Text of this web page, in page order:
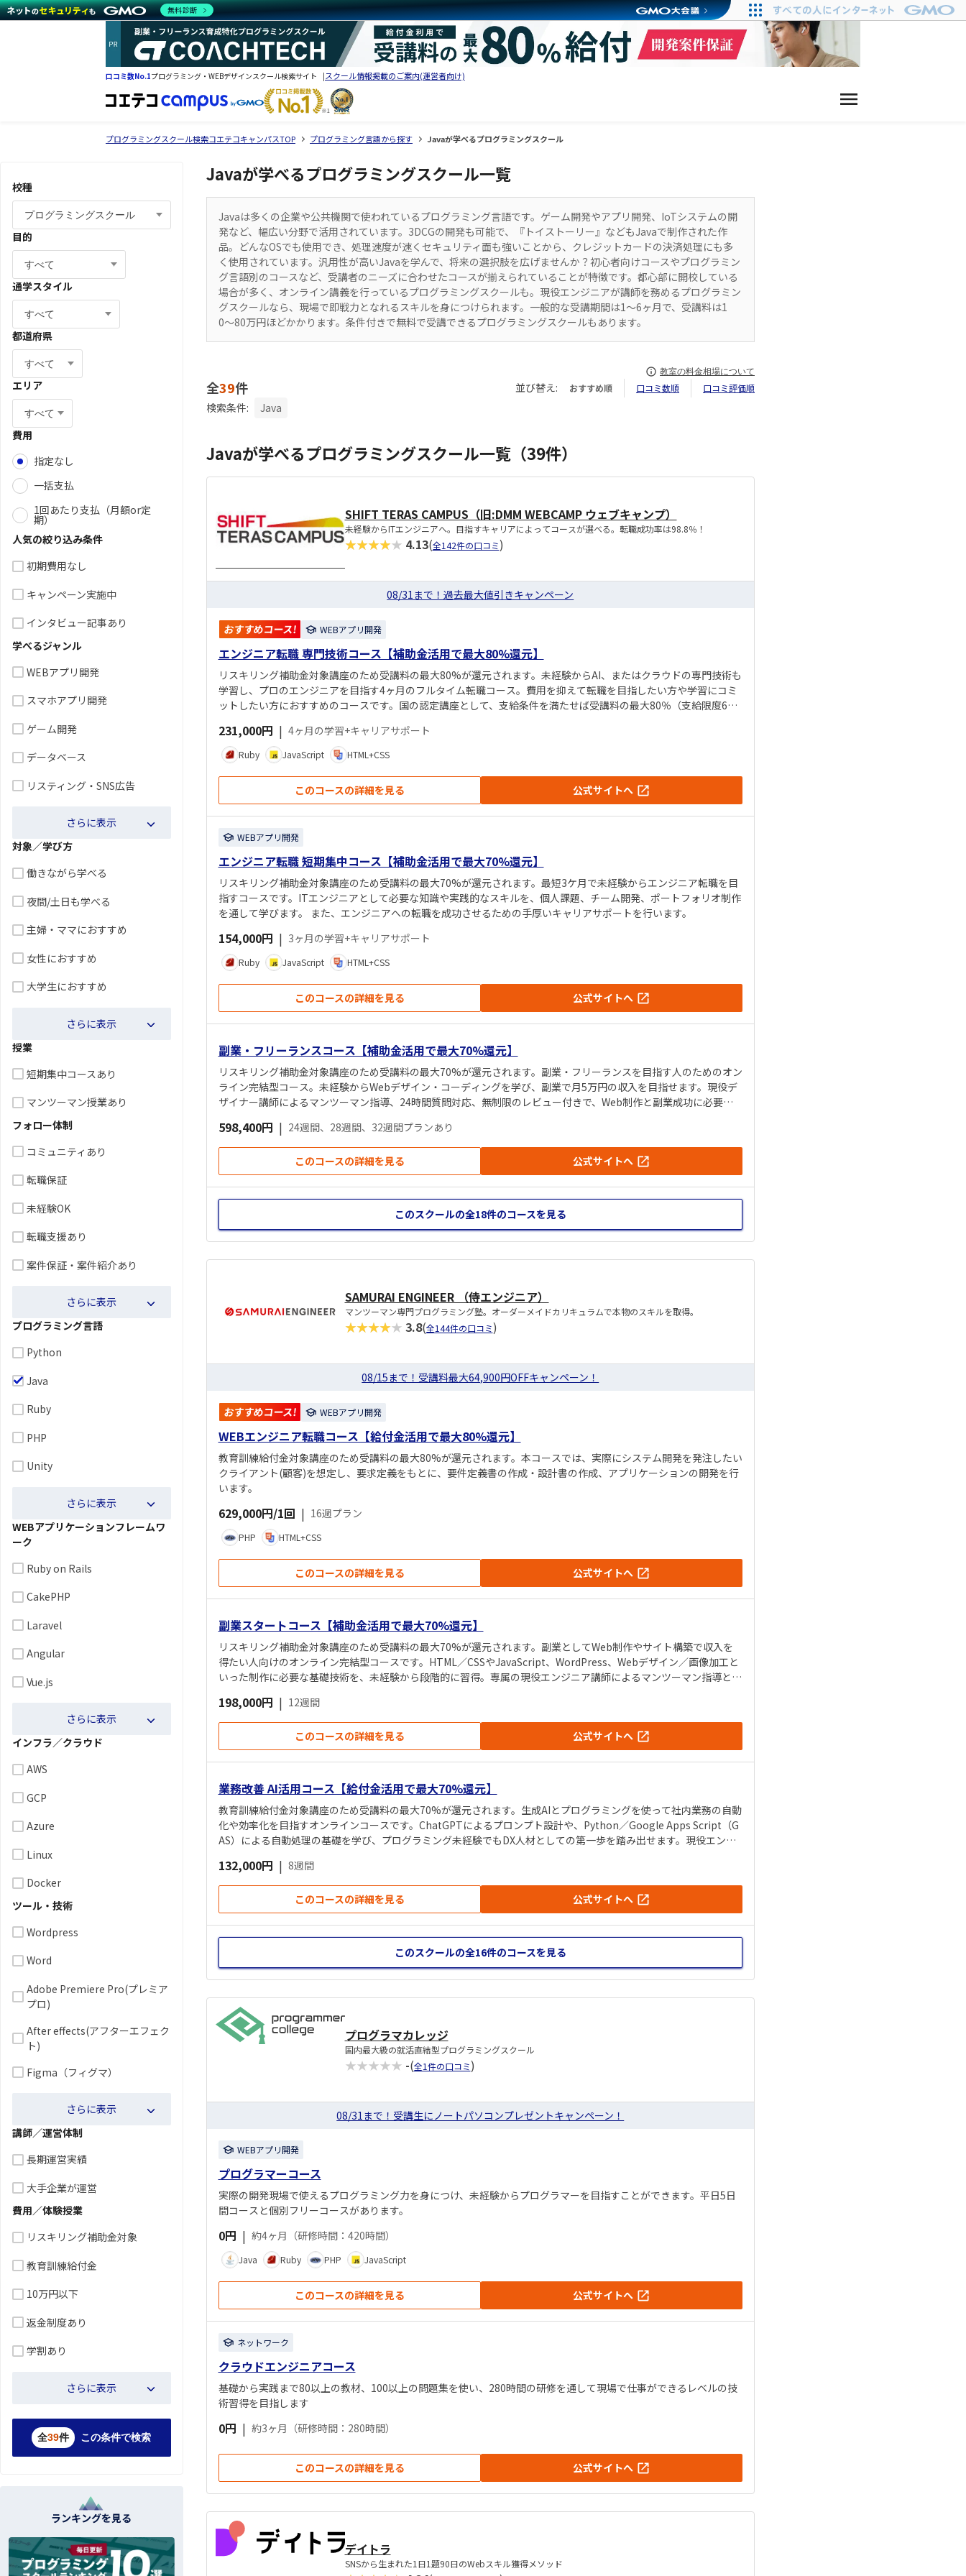
口コミ数No.1プログラミング・WEBデザインスクール検索サイト スクール情報掲載のご案内(運営者向け)
プログラミングスクール検索コエテコキャンパスTOP プログラミング言語から探す Javaが学べるプログラミングスクール
校種
目的
通学スタイル
都道府県
エリア
費用
指定なし
一括支払
1回あたり支払（月額or定
期）
人気の絞り込み条件
初期費用なし
キャンペーン実施中
インタビュー記事あり
学べるジャンル
WEBアプリ開発
スマホアプリ開発
ゲーム開発
データベース
リスティング・SNS広告
さらに表示
対象／学び方
働きながら学べる
夜間/土日も学べる
主婦・ママにおすすめ
女性におすすめ
大学生におすすめ
さらに表示
授業
短期集中コースあり
マンツーマン授業あり
フォロー体制
コミュニティあり
転職保証
未経験OK
転職支援あり
案件保証・案件紹介あり
さらに表示
プログラミング言語
Python
Java
Ruby
PHP
Unity
さらに表示
WEBアプリケーションフレームワ
ーク
Ruby on Rails
CakePHP
Laravel
Angular
Vue.js
さらに表示
インフラ／クラウド
AWS
GCP
Azure
Linux
Docker
ツール・技術
Wordpress
Word
Adobe Premiere Pro(プレミア
プロ)
After effects(アフターエフェク
ト)
Figma（フィグマ）
さらに表示
講師／運営体制
長期運営実績
大手企業が運営
費用／体験授業
リスキリング補助金対象
教育訓練給付金
10万円以下
返金制度あり
学割あり
さらに表示
全39件 この条件で検索
ランキングを見る
Javaが学べるプログラミングスクール一覧
Javaは多くの企業や公共機関で使われているプログラミング言語です。ゲーム開発やアプリ開発、IoTシステムの開
発など、幅広い分野で活用されています。3DCGの開発も可能で、『トイストーリー』などもJavaで制作された作
品。どんなOSでも使用でき、処理速度が速くセキュリティ面も強いことから、クレジットカードの決済処理にも多
く使用されています。汎用性が高いJavaを学んで、将来の選択肢を広げませんか？初心者向けコースやプログラミン
グ言語別のコースなど、受講者のニーズに合わせたコースが揃えられていることが特徴です。都心部に開校している
場合が多く、オンライン講義を行っているプログラミングスクールも。現役エンジニアが講師を務めるプログラミン
グスクールなら、現場で即戦力となれるスキルを身につけられます。一般的な受講期間は1〜6ヶ月で、受講料は1
0〜80万円ほどかかります。条件付きで無料で受講できるプログラミングスクールもあります。
教室の料金相場について
全39件 並び替え: おすすめ順 口コミ数順 口コミ評価順
検索条件: Java
Javaが学べるプログラミングスクール一覧（39件）
SHIFT TERAS CAMPUS（旧:DMM WEBCAMP ウェブキャンプ）
未経験からITエンジニアへ。目指すキャリアによってコースが選べる。転職成功率は98.8％！
★★★★★ 4.13(全142件の口コミ)
08/31まで！過去最大値引きキャンペーン
おすすめコース! WEBアプリ開発
エンジニア転職 専門技術コース【補助金活用で最大80%還元】
リスキリング補助金対象講座のため受講料の最大80%が還元されます。未経験からAI、またはクラウドの専門技術も
学習し、プロのエンジニアを目指す4ヶ月のフルタイム転職コース。費用を抑えて転職を目指したい方や学習にコミ
ットしたい方におすすめのコースです。国の認定講座として、支給条件を満たせば受講料の最大80％（支給限度64
231,000円 | 4ヶ月の学習+キャリアサポート
Ruby JavaScript HTML+CSS
このコースの詳細を見る 公式サイトへ
WEBアプリ開発
エンジニア転職 短期集中コース【補助金活用で最大70%還元】
リスキリング補助金対象講座のため受講料の最大70%が還元されます。最短3ケ月で未経験からエンジニア転職を目
指すコースです。ITエンジニアとして必要な知識や実践的なスキルを、個人課題、チーム開発、ポートフォリオ制作
を通して学びます。 また、エンジニアへの転職を成功させるための手厚いキャリアサポートを行います。
154,000円 | 3ヶ月の学習+キャリアサポート
Ruby JavaScript HTML+CSS
このコースの詳細を見る 公式サイトへ
副業・フリーランスコース【補助金活用で最大70%還元】
リスキリング補助金対象講座のため受講料の最大70%が還元されます。副業・フリーランスを目指す人のためのオン
ライン完結型コース。未経験からWebデザイン・コーディングを学び、副業で月5万円の収入を目指せます。現役デ
ザイナー講師によるマンツーマン指導、24時間質問対応、無制限のレビュー付きで、Web制作と副業成功に必要な
598,400円 | 24週間、28週間、32週間プランあり
このコースの詳細を見る 公式サイトへ
このスクールの全18件のコースを見る
SAMURAI ENGINEER （侍エンジニア）
マンツーマン専門プログラミング塾。オーダーメイドカリキュラムで本物のスキルを取得。
★★★★★ 3.8(全144件の口コミ)
08/15まで！受講料最大64,900円OFFキャンペーン！
おすすめコース! WEBアプリ開発
WEBエンジニア転職コース【給付金活用で最大80%還元】
教育訓練給付金対象講座のため受講料の最大80%が還元されます。本コースでは、実際にシステム開発を発注したい
クライアント(顧客)を想定し、要求定義をもとに、要件定義書の作成・設計書の作成、アプリケーションの開発を行
います。
629,000円/1回 | 16週プラン
PHP HTML+CSS
このコースの詳細を見る 公式サイトへ
副業スタートコース【補助金活用で最大70%還元】
リスキリング補助金対象講座のため受講料の最大70%が還元されます。副業としてWeb制作やサイト構築で収入を
得たい人向けのオンライン完結型コースです。HTML／CSSやJavaScript、WordPress、Webデザイン／画像加工と
いった制作に必要な基礎技術を、未経験から段階的に習得。専属の現役エンジニア講師によるマンツーマン指導と、
198,000円 | 12週間
このコースの詳細を見る 公式サイトへ
業務改善 AI活用コース【給付金活用で最大70%還元】
教育訓練給付金対象講座のため受講料の最大70%が還元されます。生成AIとプログラミングを使って社内業務の自動
化や効率化を目指すオンラインコースです。ChatGPTによるプロンプト設計や、Python／Google Apps Script（G
AS）による自動処理の基礎を学び、プログラミング未経験でもDX人材としての第一歩を踏み出せます。現役エンジ
132,000円 | 8週間
このコースの詳細を見る 公式サイトへ
このスクールの全16件のコースを見る
プログラマカレッジ
国内最大級の就活直結型プログラミングスクール
★★★★★ -(全1件の口コミ)
08/31まで！受講生にノートパソコンプレゼントキャンペーン！
WEBアプリ開発
プログラマーコース
実際の開発現場で使えるプログラミング力を身につけ、未経験からプログラマーを目指すことができます。平日5日
間コースと個別フリーコースがあります。
0円 | 約4ヶ月（研修時間：420時間）
Java Ruby PHP JavaScript
このコースの詳細を見る 公式サイトへ
ネットワーク
クラウドエンジニアコース
基礎から実践まで80以上の教材、100以上の問題集を使い、280時間の研修を通して現場で仕事ができるレベルの技
術習得を目指します
0円 | 約3ヶ月（研修時間：280時間）
このコースの詳細を見る 公式サイトへ
デイトラ
SNSから生まれた1日1題90日のWebスキル獲得メソッド
無料診断